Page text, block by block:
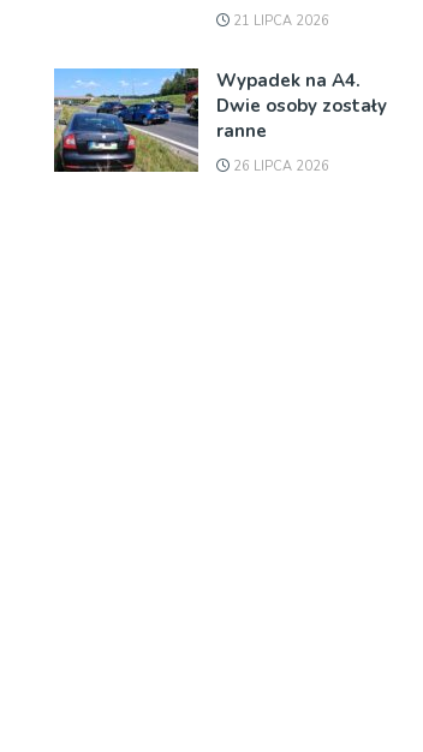
21 LIPCA 2026
Wypadek na A4.
Dwie osoby zostały
ranne
26 LIPCA 2026